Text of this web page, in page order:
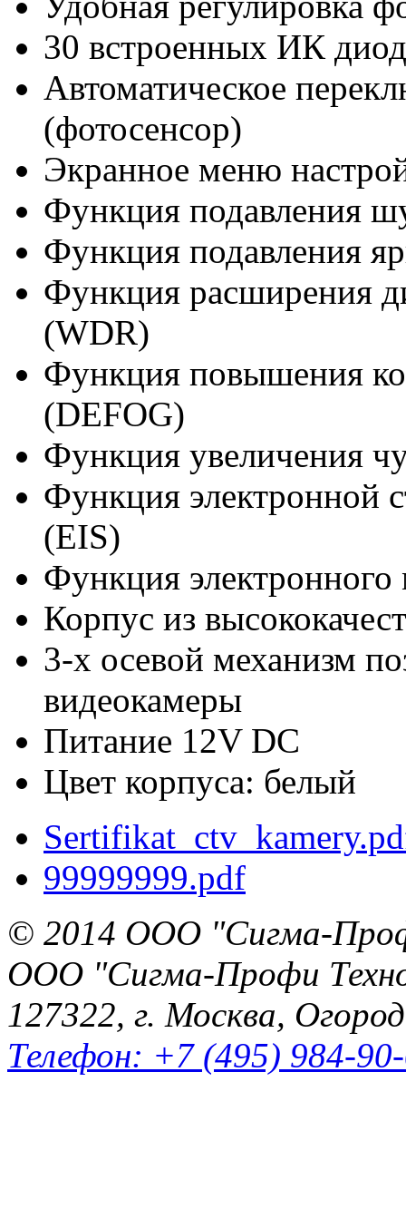
30 встроенных ИК
Автоматическое
(фотосенсор)
Экранное меню
Функция подавления
Функция подавления
Функция расширения
(WDR)
Функция повышения
(DEFOG)
Функция увеличения
Функция электронной
(EIS)
Функция
Корпус из
3-х осевой механизм
видеокамеры
Питание 12V DC
Цвет корпуса: белый
99999999.pdf
© 2014 ООО "Сигма-
ООО "Сигма-Профи
127322, г. Москва,
Телефон: +7 (495) 984-